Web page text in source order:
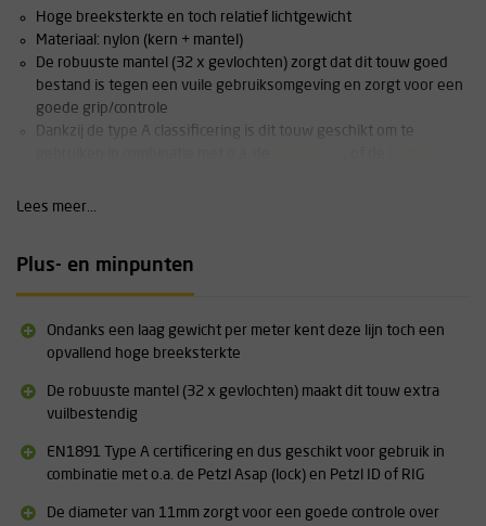
Hoge breeksterkte en toch relatief lichtgewicht
Materiaal: nylon (kern + mantel)
De robuuste mantel (32 x gevlochten) zorgt dat dit touw goed
bestand is tegen een vuile gebruiksomgeving en zorgt voor een
goede grip/controle
Dankzij de type A classificering is dit touw geschikt om te
lengtes, neem hiervoor
wij u alle touwen van Teufelberger leveren
Meer informatie omtrent dit product vindt u terug onder
''downloads''.
Lees meer...
Plus- en minpunten
Ondanks een laag gewicht per meter kent deze lijn toch een
opvallend hoge breeksterkte
De robuuste mantel (32 x gevlochten) maakt dit touw extra
vuilbestendig
EN1891 Type A certificering en dus geschikt voor gebruik in
combinatie met o.a. de Petzl Asap (lock) en Petzl ID of RIG
De diameter van 11mm zorgt voor een goede controle over